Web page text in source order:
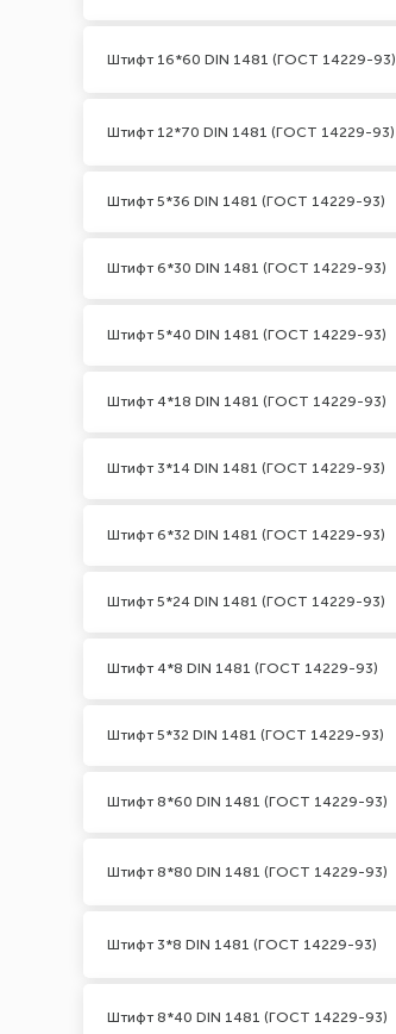
Штифт 16*60 DIN 1481 (ГОСТ 14229-93)
Штифт 12*70 DIN 1481 (ГОСТ 14229-93)
Штифт 5*36 DIN 1481 (ГОСТ 14229-93)
Штифт 6*30 DIN 1481 (ГОСТ 14229-93)
Штифт 5*40 DIN 1481 (ГОСТ 14229-93)
Штифт 4*18 DIN 1481 (ГОСТ 14229-93)
Штифт 3*14 DIN 1481 (ГОСТ 14229-93)
Штифт 6*32 DIN 1481 (ГОСТ 14229-93)
Штифт 5*24 DIN 1481 (ГОСТ 14229-93)
Штифт 4*8 DIN 1481 (ГОСТ 14229-93)
Штифт 5*32 DIN 1481 (ГОСТ 14229-93)
Штифт 8*60 DIN 1481 (ГОСТ 14229-93)
Штифт 8*80 DIN 1481 (ГОСТ 14229-93)
Штифт 3*8 DIN 1481 (ГОСТ 14229-93)
Штифт 8*40 DIN 1481 (ГОСТ 14229-93)